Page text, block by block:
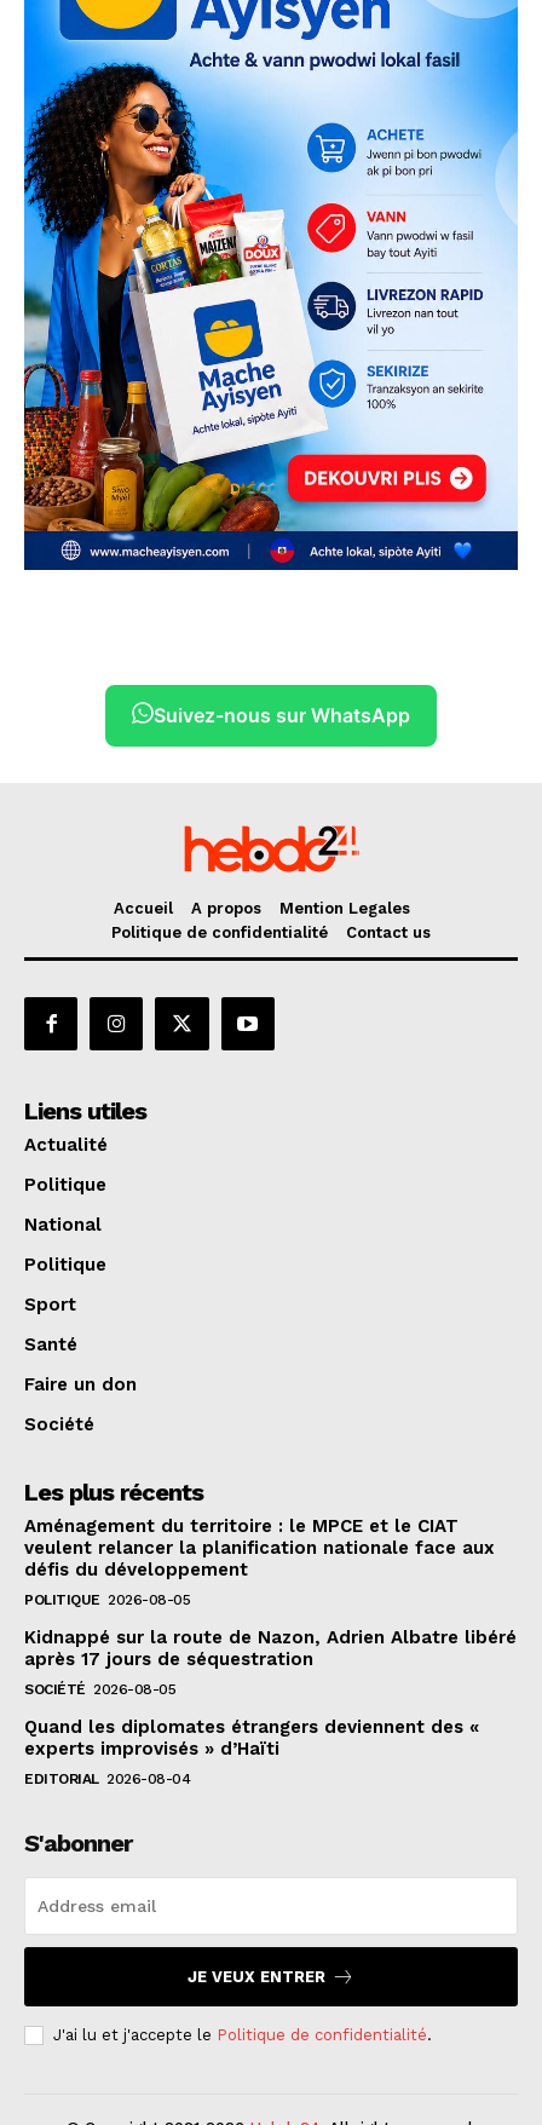
Suivez-nous sur WhatsApp
Accueil A propos
Mention Legales
Politique de confidentialité
Contact us
Liens utiles
Actualité
Politique
National
Politique
Sport
Santé
Faire un don
Société
Les plus récents
Aménagement du territoire : le MPCE et le CIAT
veulent relancer la planification nationale face aux
défis du développement
POLITIQUE 2026-08-05
Kidnappé sur la route de Nazon, Adrien Albatre libéré
après 17 jours de séquestration
SOCIÉTÉ 2026-08-05
Quand les diplomates étrangers deviennent des «
experts improvisés » d’Haïti
EDITORIAL 2026-08-04
S'abonner
JE VEUX ENTRER
J'ai lu et j'accepte le Politique de confidentialité.